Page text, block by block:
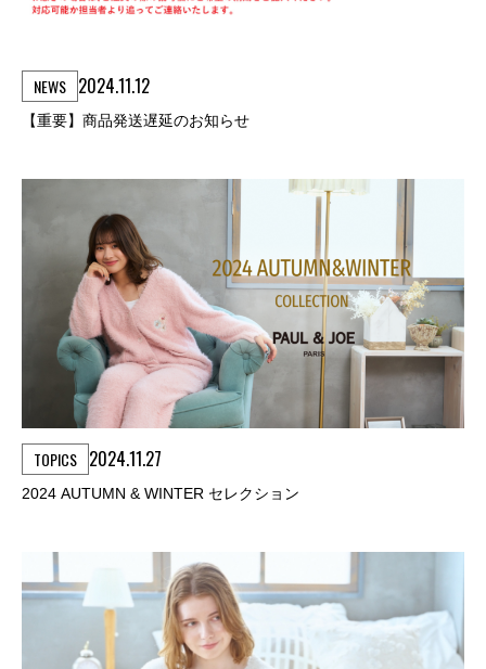
NEWS 2024.11.12
【重要】商品発送遅延のお知らせ
TOPICS 2024.11.27
2024 AUTUMN & WINTER セレクション